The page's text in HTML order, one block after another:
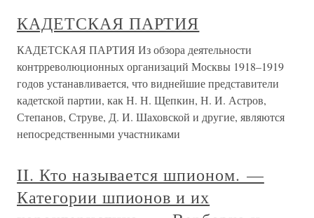
КАДЕТСКАЯ ПАРТИЯ
КАДЕТСКАЯ ПАРТИЯ Из обзора деятельности
контрреволюционных организаций Москвы 1918–1919
годов устанавливается, что виднейшие представители
кадетской партии, как Н. Н. Щепкин, Н. И. Астров,
Степанов, Струве, Д. И. Шаховской и другие, являются
непосредственными участниками
II. Кто называется шпионом. —
Категории шпионов и их